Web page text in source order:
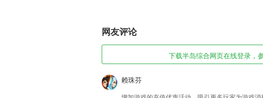
网友评论
下载半岛综合网页在线登录，
赖珠芬